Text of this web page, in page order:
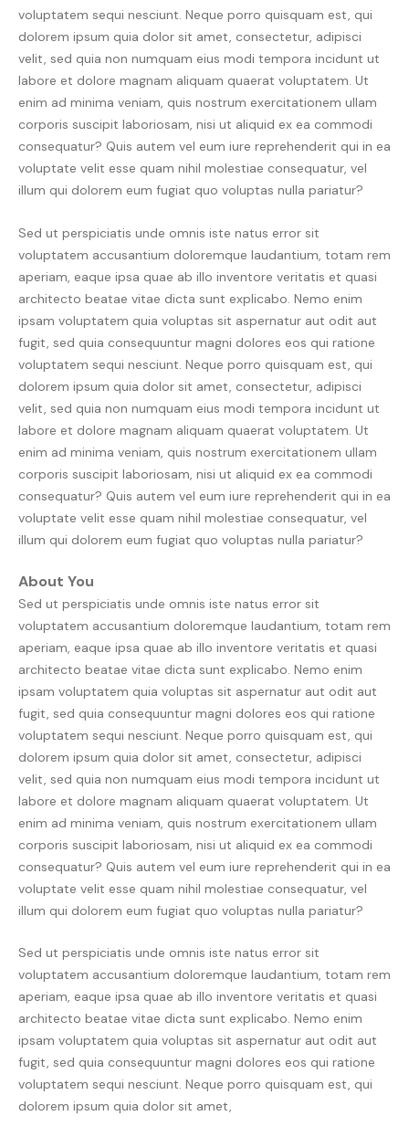
voluptatem sequi nesciunt. Neque porro quisquam est, qui
dolorem ipsum quia dolor sit amet, consectetur, adipisci
velit, sed quia non numquam eius modi tempora incidunt ut
labore et dolore magnam aliquam quaerat voluptatem. Ut
enim ad minima veniam, quis nostrum exercitationem ullam
corporis suscipit laboriosam, nisi ut aliquid ex ea commodi
consequatur? Quis autem vel eum iure reprehenderit qui in ea
voluptate velit esse quam nihil molestiae consequatur, vel
illum qui dolorem eum fugiat quo voluptas nulla pariatur?
Sed ut perspiciatis unde omnis iste natus error sit
voluptatem accusantium doloremque laudantium, totam rem
aperiam, eaque ipsa quae ab illo inventore veritatis et quasi
architecto beatae vitae dicta sunt explicabo. Nemo enim
ipsam voluptatem quia voluptas sit aspernatur aut odit aut
fugit, sed quia consequuntur magni dolores eos qui ratione
voluptatem sequi nesciunt. Neque porro quisquam est, qui
dolorem ipsum quia dolor sit amet, consectetur, adipisci
velit, sed quia non numquam eius modi tempora incidunt ut
labore et dolore magnam aliquam quaerat voluptatem. Ut
enim ad minima veniam, quis nostrum exercitationem ullam
corporis suscipit laboriosam, nisi ut aliquid ex ea commodi
consequatur? Quis autem vel eum iure reprehenderit qui in ea
voluptate velit esse quam nihil molestiae consequatur, vel
illum qui dolorem eum fugiat quo voluptas nulla pariatur?
About You
Sed ut perspiciatis unde omnis iste natus error sit
voluptatem accusantium doloremque laudantium, totam rem
aperiam, eaque ipsa quae ab illo inventore veritatis et quasi
architecto beatae vitae dicta sunt explicabo. Nemo enim
ipsam voluptatem quia voluptas sit aspernatur aut odit aut
fugit, sed quia consequuntur magni dolores eos qui ratione
voluptatem sequi nesciunt. Neque porro quisquam est, qui
dolorem ipsum quia dolor sit amet, consectetur, adipisci
velit, sed quia non numquam eius modi tempora incidunt ut
labore et dolore magnam aliquam quaerat voluptatem. Ut
enim ad minima veniam, quis nostrum exercitationem ullam
corporis suscipit laboriosam, nisi ut aliquid ex ea commodi
consequatur? Quis autem vel eum iure reprehenderit qui in ea
voluptate velit esse quam nihil molestiae consequatur, vel
illum qui dolorem eum fugiat quo voluptas nulla pariatur?
Sed ut perspiciatis unde omnis iste natus error sit
voluptatem accusantium doloremque laudantium, totam rem
aperiam, eaque ipsa quae ab illo inventore veritatis et quasi
architecto beatae vitae dicta sunt explicabo. Nemo enim
ipsam voluptatem quia voluptas sit aspernatur aut odit aut
fugit, sed quia consequuntur magni dolores eos qui ratione
voluptatem sequi nesciunt. Neque porro quisquam est, qui
dolorem ipsum quia dolor sit amet,